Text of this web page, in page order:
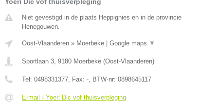
Yoeri Dic vof thuisverpleging
Niet gevestigd in de plaats Heppignies en in de provincie
Henegouwen.
Oost-Vlaanderen » Moerbeke Google maps ▼
Sportlaan 3, 9180 Moerbeke (Oost-Vlaanderen)
Tel: 0498331377, Fax: -, BTW-nr: 0898645117
E-mail › Yoeri Dic vof thuisverpleging